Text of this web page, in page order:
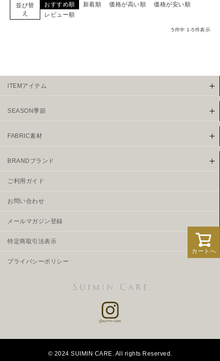
並び替
え
おすすめ順 新着順 価格が高い順
価格が安い順
レビュー順
5件中 1 -5件表示
カートへ
ITEMアイテム
SEASON季節
FABRIC素材
BRANDブランド
ご利用ガイド
お問い合わせ
メールマガジン登録
特定商取引法表示
プライバシーポリシー
© 2024 SUIMIN CARE. All rights Reserved.